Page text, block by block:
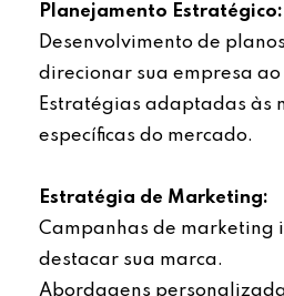
Planejamento Estratégico:
Desenvolvimento de
direcionar sua empresa ao
Estratégias adaptadas às
específicas do mercado.
Estratégia de Marketing:
Campanhas de marketing
destacar sua marca.
Abordagens